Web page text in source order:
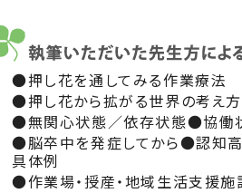
●押し花を通してみる作業療法
●押し花から拡がる世界の考え方
●無関心状態／依存状態●協働
●脳卒中を発症してから●認知
具体例
●作業場・授産・地域生活支援施